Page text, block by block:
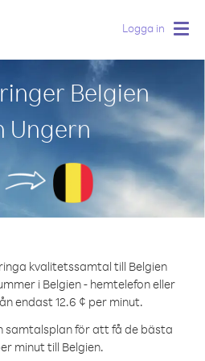
Logga in
Belgien
Ungern
kvalitetssamtal till Belgien
i Belgien - hemtelefon eller
endast 12.6 ¢ per minut.
samtalsplan för att få de bästa
minut till Belgien.